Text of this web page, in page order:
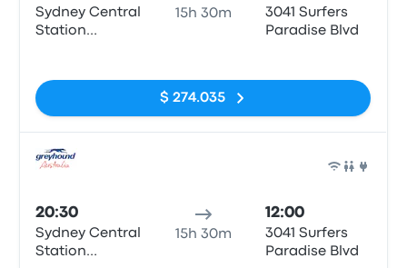
Sydney Central
Station
15h 30m
3041 Surfers
Paradise Blvd
$ 274.035
20:30
Sydney Central
Station
15h 30m
12:00
3041 Surfers
Paradise Blvd